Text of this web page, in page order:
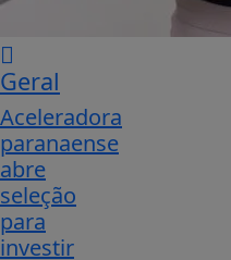
Geral
Aceleradora
paranaense
abre
seleção
para
investir